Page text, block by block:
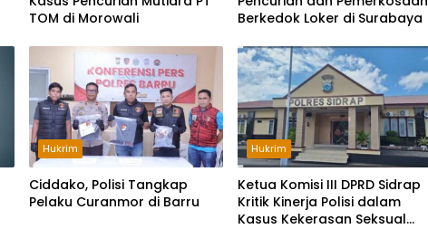
TOM di Morowali
Berkedok Loker di Surabaya
Hukrim
Ciddako, Polisi Tangkap
Pelaku Curanmor di Barru
Hukrim
Ketua Komisi III DPRD Sidrap
Kritik Kinerja Polisi dalam
Kasus Kekerasan Seksual